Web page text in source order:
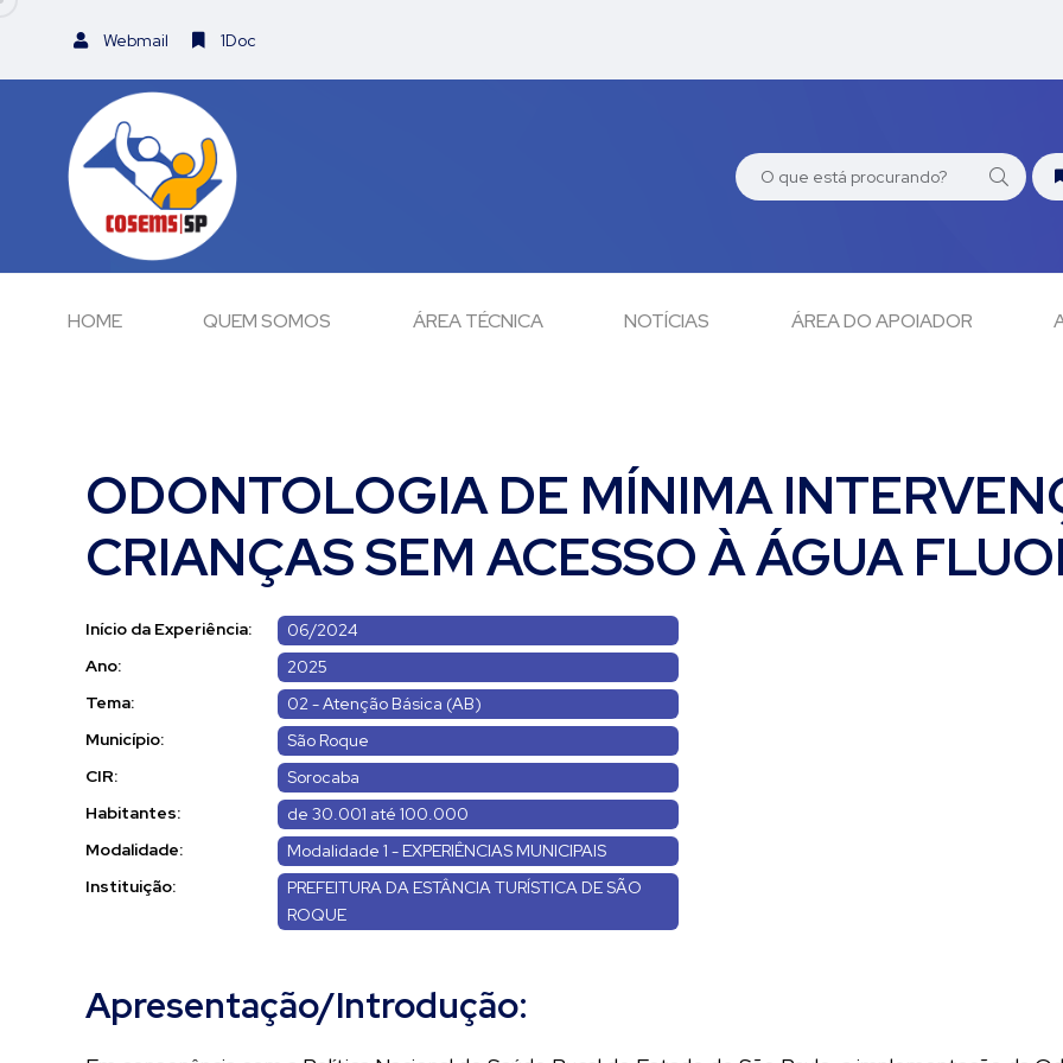
Webmail 1Doc
HOME QUEM SOMOS ÁREA TÉCNICA NOTÍCIAS ÁREA DO APOIADOR
ODONTOLOGIA DE MÍNIMA
CRIANÇAS SEM ACESSO À ÁGUA
Início da Experiência:
06/2024
Ano:
2025
Tema:
02 - Atenção Básica (AB)
Município:
São Roque
CIR:
Sorocaba
Habitantes:
de 30.001 até 100.000
Modalidade:
Modalidade 1 - EXPERIÊNCIAS MUNICIPAIS
Instituição:
PREFEITURA DA ESTÂNCIA TURÍSTICA DE SÃO
ROQUE
Apresentação/Introdução: